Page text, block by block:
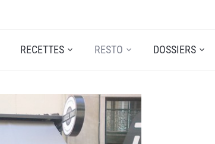
RECETTES RESTO DOSSIERS